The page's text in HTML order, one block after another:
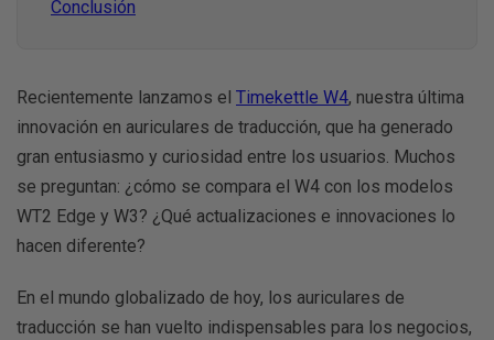
Conclusión
Recientemente lanzamos el Timekettle W4, nuestra última
innovación en auriculares de traducción, que ha generado
gran entusiasmo y curiosidad entre los usuarios. Muchos
se preguntan: ¿cómo se compara el W4 con los modelos
WT2 Edge y W3? ¿Qué actualizaciones e innovaciones lo
hacen diferente?
En el mundo globalizado de hoy, los auriculares de
traducción se han vuelto indispensables para los negocios,